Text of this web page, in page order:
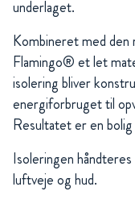
underlaget.
Kombineret med
Flamingo® et let
isolering bliver
energiforbruget til
Resultatet er en
Isoleringen
luftveje og hud.